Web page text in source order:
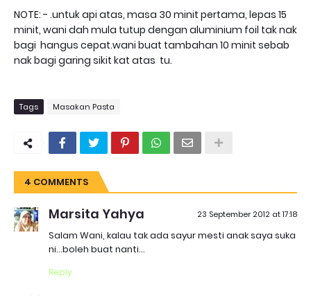
NOTE: - .untuk api atas, masa 30 minit pertama, lepas 15
minit, wani dah mula tutup dengan aluminium foil tak nak
bagi hangus cepat.wani buat tambahan 10 minit sebab
nak bagi garing sikit kat atas tu.
Tags Masakan Pasta
4 COMMENTS
Marsita Yahya 23 September 2012 at 17:18
Salam Wani, kalau tak ada sayur mesti anak saya suka
ni...boleh buat nanti...
Reply